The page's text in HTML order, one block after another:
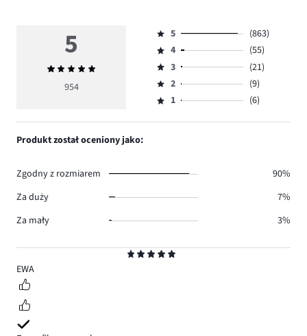
5
EWA
5
Średnia
ocena
954
Ocena
5,
ilość
głosów
863.
5
(863)
Ocena
4,
ilość
głosów
4
(55)
Ocena
3,
ilość
3
(21)
Ocena
2,
2
(9)
Ocena
1,
1 (6)
Produkt został oceniony jako:
Zgodny z rozmiarem
90%
Za duży
7%
Za mały
3%